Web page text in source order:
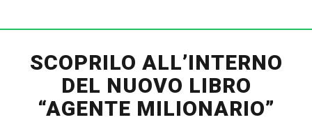
SCOPRILO ALL’INTERNO
DEL NUOVO LIBRO
“AGENTE MILIONARIO”